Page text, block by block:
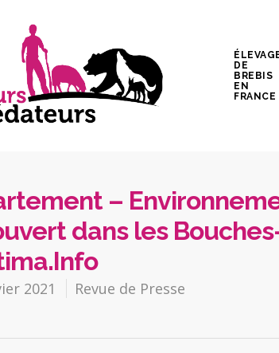
DE
BREBIS
EN
FRANCE
–
dans les
2021 Revue de Presse